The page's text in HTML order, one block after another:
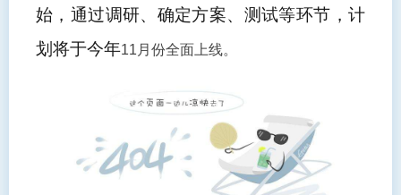
始，通过调研、确定方案、测试等环节，计
划将于今年11月份全面上线。